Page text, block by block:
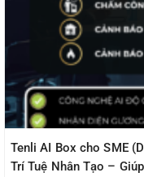
Tenli AI Box cho SME
Trí Tuệ Nhân Tạo –